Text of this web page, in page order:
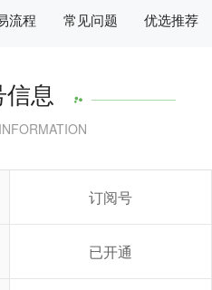
流程 常见问题 优选推荐
息
订阅号
已开通